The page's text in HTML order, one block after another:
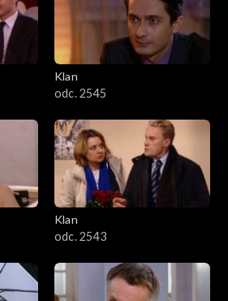
Klan
odc. 2545
Klan
odc. 2543